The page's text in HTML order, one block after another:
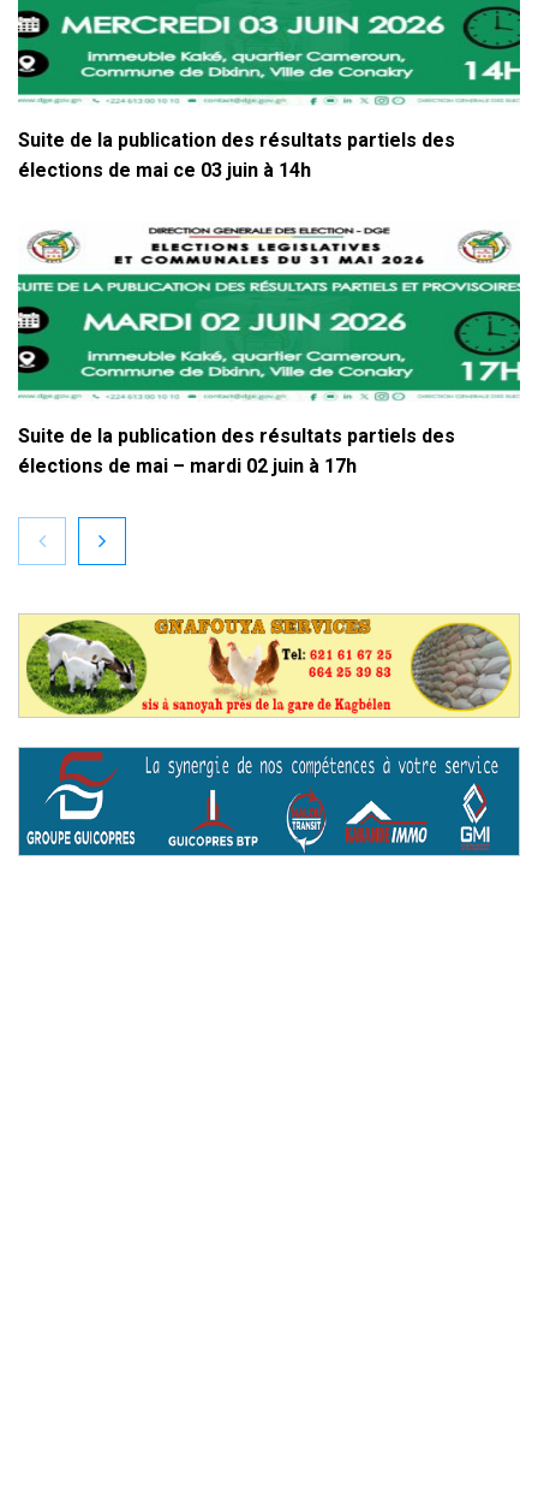
Suite de la publication des résultats partiels des
élections de mai ce 03 juin à 14h
Suite de la publication des résultats partiels des
élections de mai – mardi 02 juin à 17h